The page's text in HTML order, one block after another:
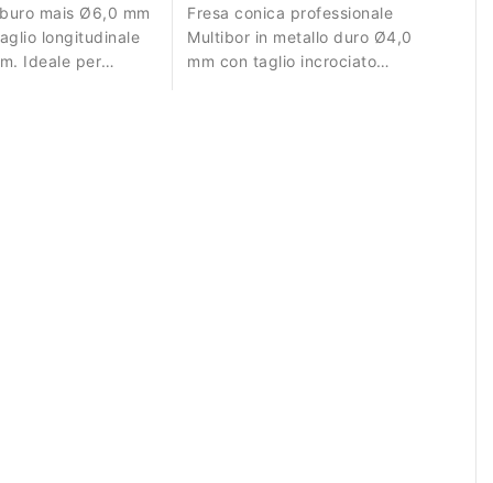
mais Ø6,0 mm
longitudinale
Ideale per
Fresa conica professionale
Multibor in metallo duro Ø4,0
mm con taglio incrociato